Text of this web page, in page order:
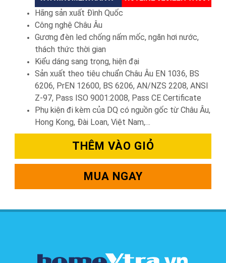
Hãng sản xuất Đình Quốc
Công nghệ Châu Âu
Gương đèn led chống nấm mốc, ngăn hơi nước,
thách thức thời gian
Kiểu dáng sang trọng, hiện đại
Sản xuất theo tiêu chuẩn Châu Âu EN 1036, BS
6206, PrEN 12600, BS 6206, AN/NZS 2208, ANSI
Z-97, Pass ISO 9001:2008, Pass CE Certificate
Phụ kiện đi kèm của DQ có nguồn gốc từ Châu Âu,
Hong Kong, Đài Loan, Việt Nam,…
THÊM VÀO GIỎ
MUA NGAY